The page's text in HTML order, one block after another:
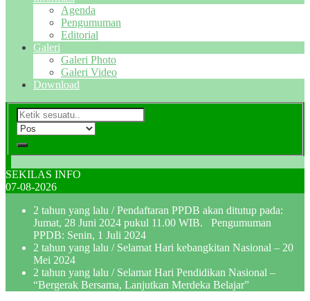
Agenda
Pengumuman
Editorial
Galeri
Galeri Photo
Galeri Video
Download
SEKILAS INFO
07-08-2026
2 tahun yang lalu / Pendaftaran PPDB akan ditutup pada:
Jumat, 28 Juni 2024 pukul 11.00 WIB. Pengumuman
PPDB: Senin, 1 Juli 2024
2 tahun yang lalu / Selamat Hari kebangkitan Nasional – 20
Mei 2024
2 tahun yang lalu / Selamat Hari Pendidikan Nasional –
“Bergerak Bersama, Lanjutkan Merdeka Belajar”